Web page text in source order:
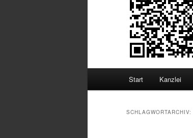
Start Kanzlei
SCHLAGWORTARCHIV: